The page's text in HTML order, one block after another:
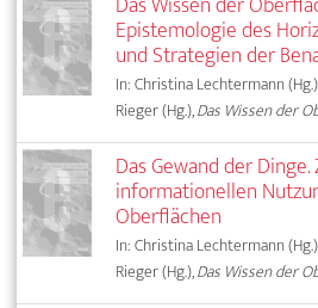
Epistemologie des
und Strategien der
In: Christina Lechtermann
Rieger (Hg.),Das Wissen der
Das Gewand der Dinge.
informationellen
Oberflächen
In: Christina Lechtermann
Rieger (Hg.),Das Wissen der